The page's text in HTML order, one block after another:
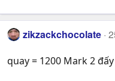
zikzackchocolate
quay = 1200 Mark 2 đấy